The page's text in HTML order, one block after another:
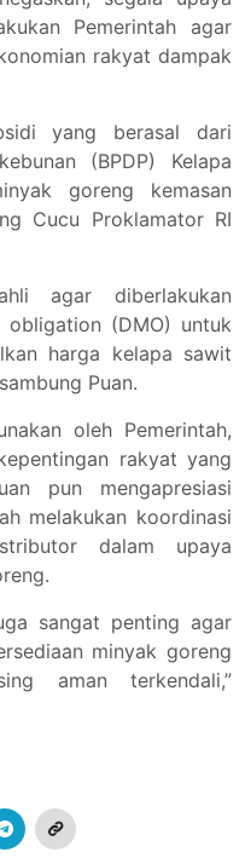
Pemerintah agar
rakyat dampak
yang berasal dari
(BPDP) Kelapa
goreng kemasan
Cucu Proklamator RI
agar diberlakukan
obligation (DMO) untuk
harga kelapa sawit
Puan.
oleh Pemerintah,
rakyat yang
pun mengapresiasi
melakukan koordinasi
dalam upaya
sangat penting agar
minyak goreng
aman terkendali,”